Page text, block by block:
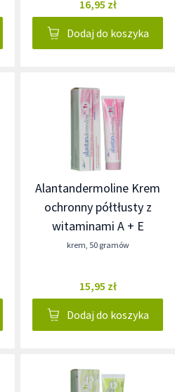
16,95 zł
Dodaj do koszyka
Alantandermoline Krem
ochronny półtłusty z
witaminami A + E
krem, 50 gramów
15,95 zł
Dodaj do koszyka